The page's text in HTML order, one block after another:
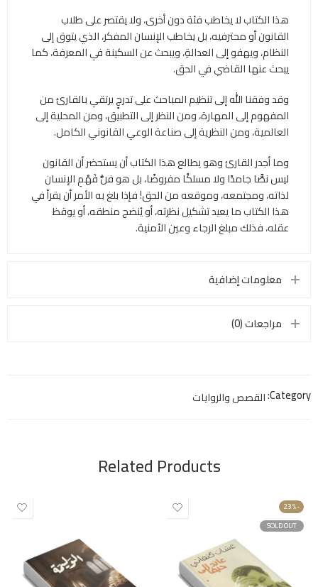
هذا الكتاب لا يخاطب فئة دون أخرى، ولا يقتصر على طلاب
القانون أو محترفيه، بل يخاطب الإنسان المفكر، الذي يتوق إلى
النظام، ويهفو إلى العدالةِ، ويبحث عن السكينة في المعرفة، كما
يبحث عنها القاضي في الحق.
وقد وفقنا الله إلى تنظيم المباحث على تدرجٍ يرتقي بالقارئ من
المفهوم إلى المهارة، ومن النظر إلى التطبيق، ومن المحلية إلى
العالمية، ومن النظرية إلى صناعة الوعي القانوني الكامل.
وما أجدر القارئ وهو يطالع هذا الكتاب أن يستحضر أن القانون
ليس نصًّا جامدًا ولا مسلكًا مفروضًا، بل هو فنُّ فَهْمِ الإنسان
لذاته، ومجتمعه، وموقعه من الحق! فإذا بلغ به الأمر أن يقرأ في
هذا الكتاب ما يعيد تشكيل نظرته، أو يُنضج منطقه، أو يوقظ
عقله، فذلك مبلغ الرجاء وعين الأمنية.
معلومات إضافية
مراجعات (0)
Category: القصص والروايات
Related Products
-23%
SOLD OUT